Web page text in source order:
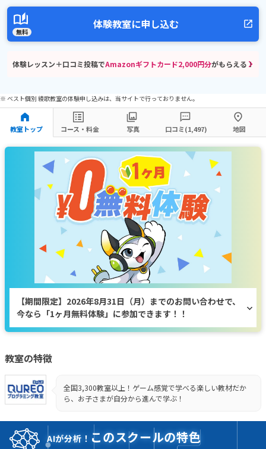
無料
体験教室に申し込む
体験レッスン＋口コミ投稿でAmazonギフトカード2,000円分がもらえる！
※ ベスト個別 綾歌教室の体験申し込みは、当サイトで行っておりません。
教室トップ コース・料金 写真 口コミ(1,497) 地図
【期間限定】2026年8月31日（月）までのお問い合わせで、
今なら「1ヶ月無料体験」に参加できます！！
教室の特徴
全国3,300教室以上！ゲーム感覚で学べる楽しい教材だか
ら、お子さまが自分から進んで学ぶ！
AIが分析！ このスクールの特色